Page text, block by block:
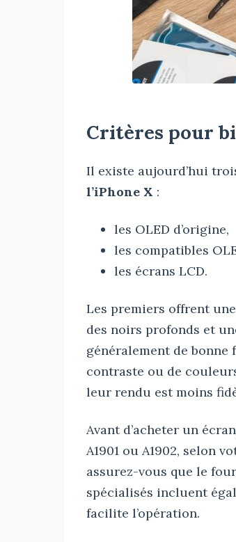
Critères pour
Il existe aujourd’hui
l’iPhone X :
les OLED d’origine,
les compatibles
les écrans LCD.
Les premiers offrent
des noirs profonds et
généralement de bonne
contraste ou de
leur rendu est moins
Avant d’acheter un
A1901 ou A1902, selon
assurez-vous que le
spécialisés incluent
facilite l’opération.